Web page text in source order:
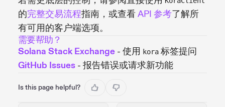
的完整交易流程指南，或查看API 参考了解所
有可用的客户端选项。
需要帮助？
Solana Stack Exchange - 使用 kora 标签提问
GitHub Issues - 报告错误或请求新功能
Is this page helpful?